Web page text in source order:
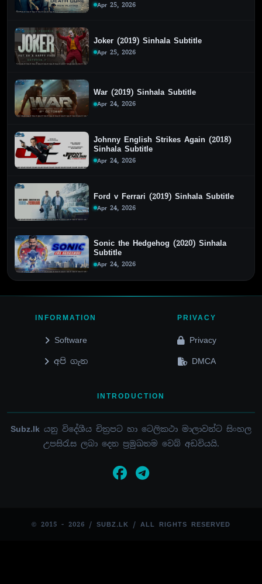
Apr 25, 2026
Joker (2019) Sinhala Subtitle
Apr 25, 2026
War (2019) Sinhala Subtitle
Apr 24, 2026
Johnny English Strikes Again (2018)
Sinhala Subtitle
Apr 24, 2026
Ford v Ferrari (2019) Sinhala Subtitle
Apr 24, 2026
Sonic the Hedgehog (2020) Sinhala
Subtitle
Apr 24, 2026
INFORMATION
Software
අපි ගැන
PRIVACY
Privacy
DMCA
INTRODUCTION
Subz.lk යනු විදේශීය චිත්‍රපට හා ටෙලිකථා මාලාවන්ට සිංහල
උපසිරැස ලබා දෙන ප්‍රමුඛතම වෙබ් අඩවියයි.
© 2015 - 2026 / SUBZ.LK / ALL RIGHTS RESERVED